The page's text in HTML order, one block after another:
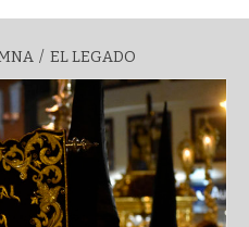
DE
EL LEGADO